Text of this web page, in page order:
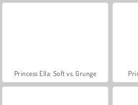
Princess Ella: Soft vs. Grunge